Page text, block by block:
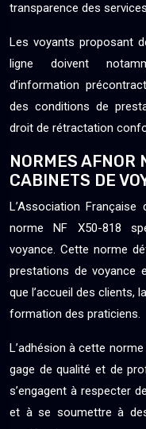
transparence des
Les voyants proposant
ligne doivent
d’information
des conditions de
droit de rétractation
NORMES AFNOR
CABINETS DE
L’Association
norme NF X50-818
voyance. Cette norme
prestations de voyance
que l’accueil des clients,
formation des praticiens.
L’adhésion à cette
gage de qualité et de
s’engagent à respecter
et à se soumettre à